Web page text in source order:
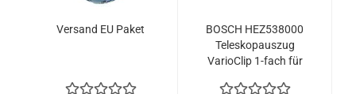
Versand EU Paket
BOSCH HEZ538000
Teleskopauszug
VarioClip 1-fach für